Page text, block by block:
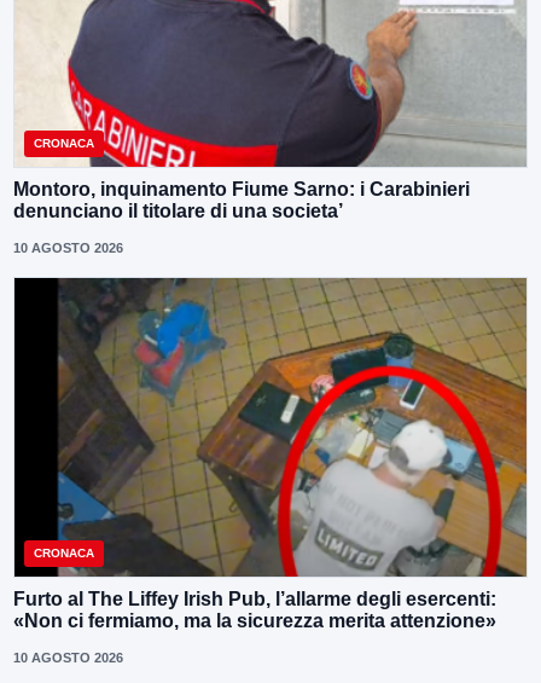
CRONACA
Montoro, inquinamento Fiume Sarno: i Carabinieri
denunciano il titolare di una societa’
10 AGOSTO 2026
CRONACA
Furto al The Liffey Irish Pub, l’allarme degli esercenti:
«Non ci fermiamo, ma la sicurezza merita attenzione»
10 AGOSTO 2026